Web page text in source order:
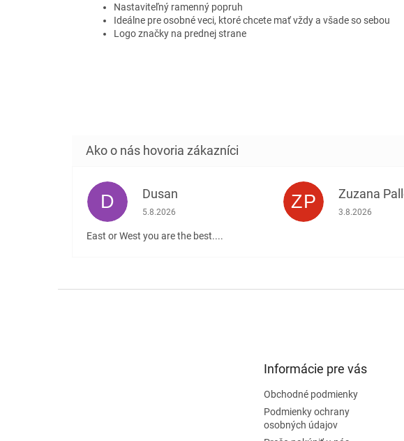
Nastaviteľný ramenný popruh
Ideálne pre osobné veci, ktoré chcete mať vždy a všade so sebou
Logo značky na prednej strane
D Dusan
Hodnotenie obchodu je 5 z 5 hviezdičiek.
5.8.2026
East or West you are the best....
ZP Zuzana
Hodnotenie
3.8.2026
Informácie pre vás
Obchodné podmienky
Podmienky ochrany
osobných údajov